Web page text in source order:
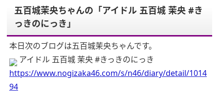
五百城茉央ちゃんの「アイドル 五百城 茉央 #き
っきのにっき」
本日次のブログは五百城茉央ちゃんです。
アイドル 五百城 茉央 #きっきのにっき
https://www.nogizaka46.com/s/n46/diary/detail/1014
94